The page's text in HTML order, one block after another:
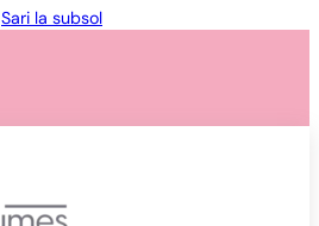
Sari la subsol